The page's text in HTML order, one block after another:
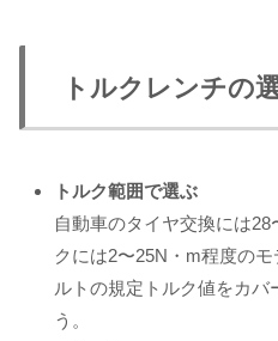
トルクレンチの
トルク範囲で選ぶ
自動車のタイヤ交換には
クには2〜25N・m程度の
ルトの規定トルク値をカバ
う。